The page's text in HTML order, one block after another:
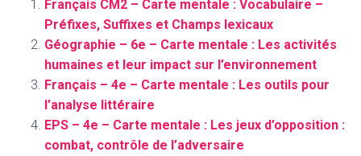
Français CM2 – Carte mentale : Vocabulaire –
Préfixes, Suffixes et Champs lexicaux
Géographie – 6e – Carte mentale : Les activités
humaines et leur impact sur l’environnement
Français – 4e – Carte mentale : Les outils pour
l’analyse littéraire
EPS – 4e – Carte mentale : Les jeux d’opposition :
combat, contrôle de l’adversaire